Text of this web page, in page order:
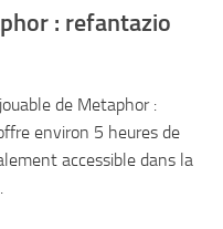
: refantazio
de Metaphor :
environ 5 heures de
accessible dans la